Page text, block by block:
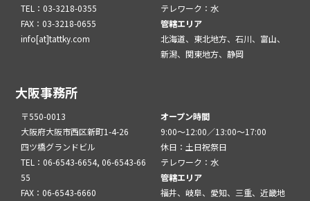
TEL：03-3218-0355
FAX：03-3218-0655
info[at]tattky.com
テレワーク：水
管轄エリア
北海道、東北地方、石川、富山、
新潟、関東地方、静岡
大阪事務所
〒550-0013
大阪府大阪市西区新町1-4-26
四ツ橋グランドビル
TEL：06-6543-6654, 06-6543-66
55
FAX：06-6543-6660
オープン時間
9:00～12:00／13:00～17:00
休日：土日祝祭日
テレワーク：水
管轄エリア
福井、岐阜、愛知、三重、近畿地